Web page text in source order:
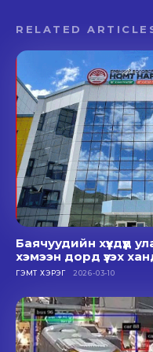
RELATED
Баячуудийн
хэмээн дорд үзэх
ГЭМТ ХЭРЭГ 2026-03-10